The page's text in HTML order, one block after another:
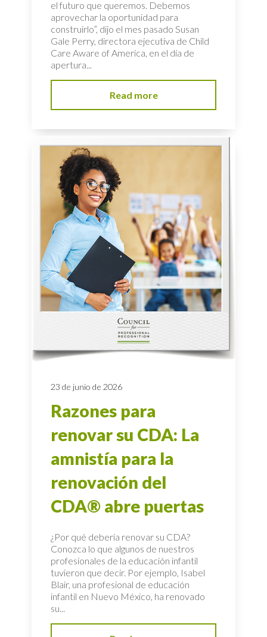
el futuro que queremos. Debemos
aprovechar la oportunidad para
construirlo”, dijo el mes pasado Susan
Gale Perry, directora ejecutiva de Child
Care Aware of America, en el día de
apertura...
Read more
23 de junio de 2026
Razones para
renovar su CDA: La
amnistía para la
renovación del
CDA® abre puertas
¿Por qué debería renovar su CDA?
Conozca lo que algunos de nuestros
profesionales de la educación infantil
tuvieron que decir. Por ejemplo, Isabel
Blair, una profesional de educación
infantil en Nuevo México, ha renovado
su...